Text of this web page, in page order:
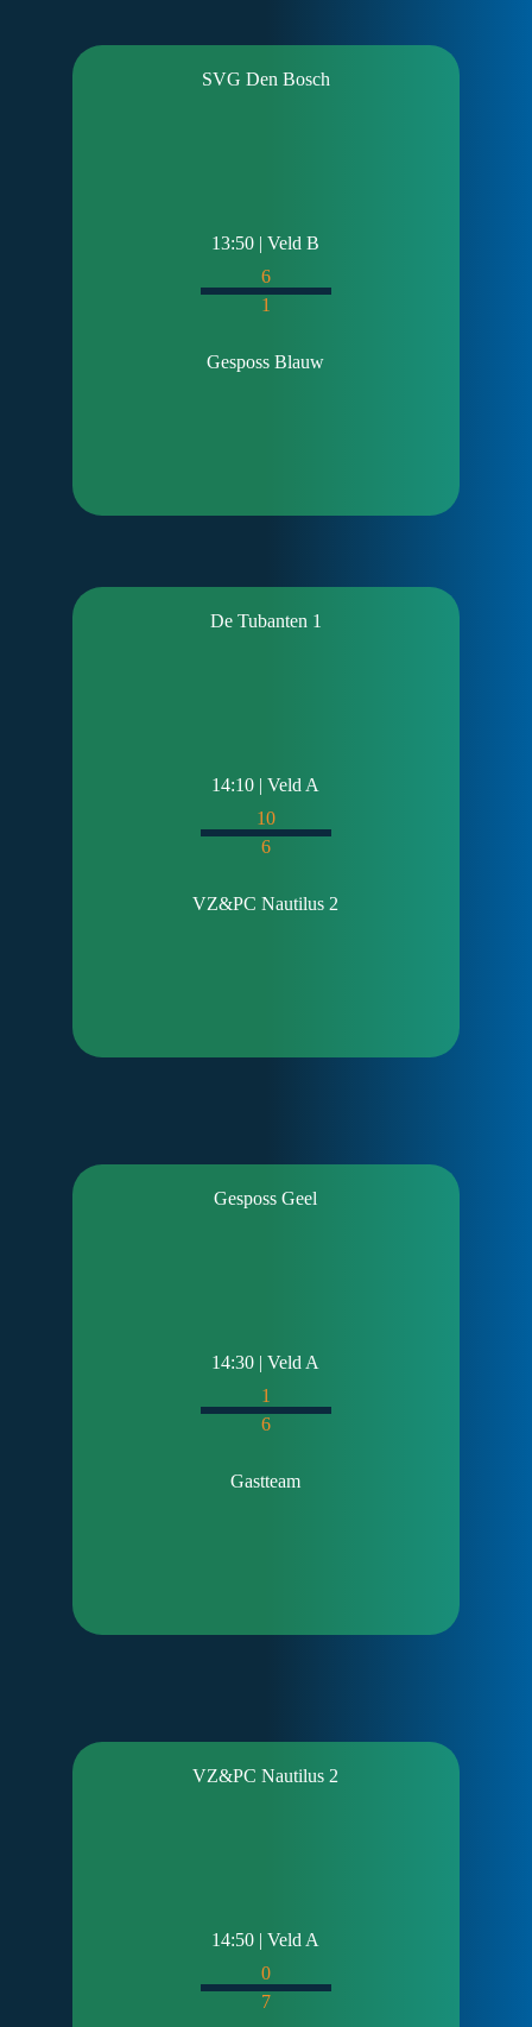
SVG Den Bosch
13:50 | Veld B
6
1
Gesposs Blauw
De Tubanten 1
14:10 | Veld A
10
6
VZ&PC Nautilus 2
Gesposs Geel
14:30 | Veld A
1
6
Gastteam
VZ&PC Nautilus 2
14:50 | Veld A
0
7